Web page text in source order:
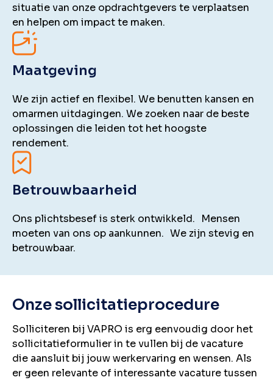
situatie van onze opdrachtgevers te verplaatsen
en helpen om impact te maken.
Maatgeving
We zijn actief en flexibel. We benutten kansen en
omarmen uitdagingen. We zoeken naar de beste
oplossingen die leiden tot het hoogste
rendement.
Betrouwbaarheid
Ons plichtsbesef is sterk ontwikkeld. Mensen
moeten van ons op aankunnen. We zijn stevig en
betrouwbaar.
Onze sollicitatieprocedure
Solliciteren bij VAPRO is erg eenvoudig door het
sollicitatieformulier in te vullen bij de vacature
die aansluit bij jouw werkervaring en wensen. Als
er geen relevante of interessante vacature tussen